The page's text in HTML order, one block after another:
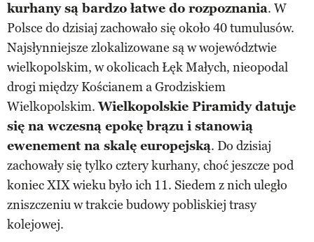
kurhany są bardzo łatwe do rozpoznania. W
Polsce do dzisiaj zachowało się około 40 tumulusów.
Najsłynniejsze zlokalizowane są w województwie
wielkopolskim, w okolicach Łęk Małych, nieopodal
drogi między Kościanem a Grodziskiem
Wielkopolskim.Wielkopolskie Piramidy datuje
się na wczesną epokę brązu i stanowią
ewenement na skalę europejską. Do dzisiaj
zachowały się tylko cztery kurhany, choć jeszcze pod
koniec XIX wieku było ich 11. Siedem z nich uległo
zniszczeniu w trakcie budowy pobliskiej trasy
kolejowej.